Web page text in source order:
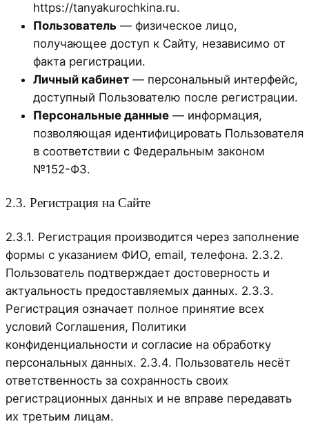
https://tanyakurochkina.ru.
Пользователь — физическое лицо,
получающее доступ к Сайту, независимо от
факта регистрации.
Личный кабинет — персональный интерфейс,
доступный Пользователю после регистрации.
Персональные данные — информация,
позволяющая идентифицировать Пользователя
в соответствии с Федеральным законом
№152-ФЗ.
2.3. Регистрация на Сайте
2.3.1. Регистрация производится через заполнение
формы с указанием ФИО, email, телефона. 2.3.2.
Пользователь подтверждает достоверность и
актуальность предоставляемых данных. 2.3.3.
Регистрация означает полное принятие всех
условий Соглашения, Политики
конфиденциальности и согласие на обработку
персональных данных. 2.3.4. Пользователь несёт
ответственность за сохранность своих
регистрационных данных и не вправе передавать
их третьим лицам.